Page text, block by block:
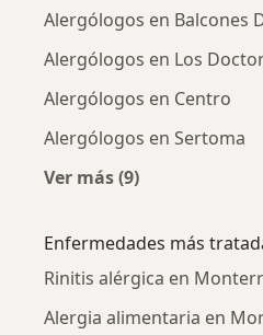
Alergólogos en Balcones
Alergólogos en Los
Alergólogos en Centro
Alergólogos en Sertoma
Ver más (9)
Enfermedades más
Rinitis alérgica en
Alergia alimentaria en